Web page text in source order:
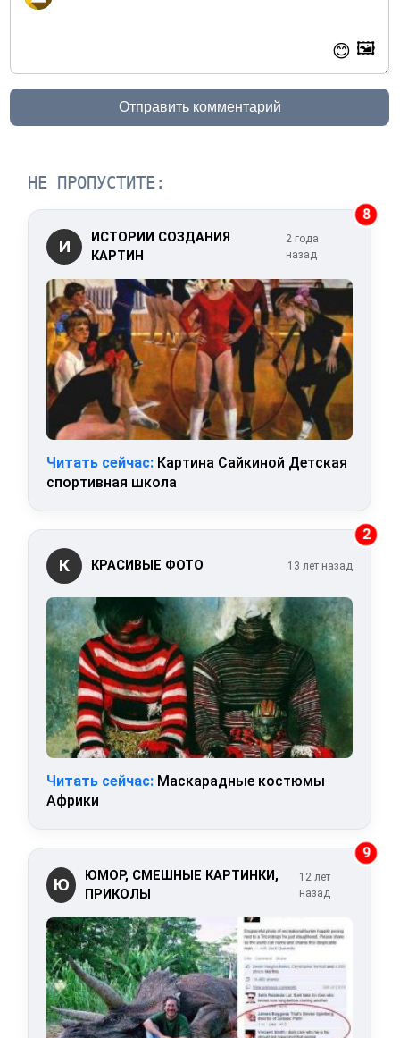
😊 🖼️
Отправить комментарий
НЕ ПРОПУСТИТЕ:
8
И
ИСТОРИИ СОЗДАНИЯ
КАРТИН
2 года
назад
Читать сейчас: Картина Сайкиной Детская
спортивная школа
2
К КРАСИВЫЕ ФОТО 13 лет назад
Читать сейчас: Маскарадные костюмы
Африки
9
Ю
ЮМОР, СМЕШНЫЕ КАРТИНКИ,
ПРИКОЛЫ
12 лет
назад